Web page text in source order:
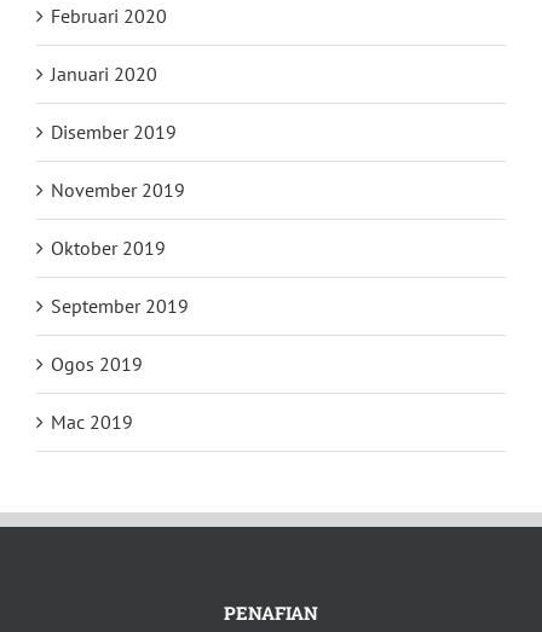
Februari 2020
Januari 2020
Disember 2019
November 2019
Oktober 2019
September 2019
Ogos 2019
Mac 2019
PENAFIAN